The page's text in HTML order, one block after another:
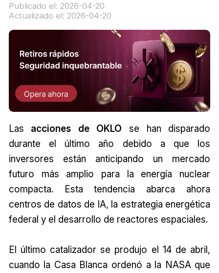
Publicado el: 2026-04-20
Actualizado el: 2026-04-20
Las acciones de OKLO se han disparado
durante el último año debido a que los
inversores están anticipando un mercado
futuro más amplio para la energía nuclear
compacta. Esta tendencia abarca ahora
centros de datos de IA, la estrategia energética
federal y el desarrollo de reactores espaciales.
El último catalizador se produjo el 14 de abril,
cuando la Casa Blanca ordenó a la NASA que